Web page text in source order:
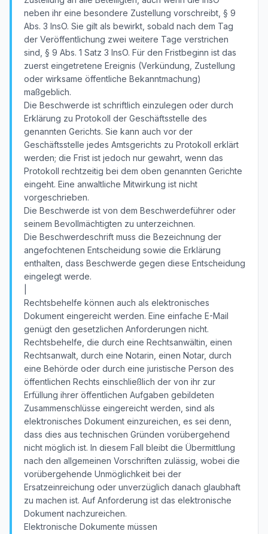
neben ihr eine besondere Zustellung vorschreibt, § 9
Abs. 3 InsO. Sie gilt als bewirkt, sobald nach dem Tag
der Veröffentlichung zwei weitere Tage verstrichen
sind, § 9 Abs. 1 Satz 3 InsO. Für den Fristbeginn ist das
zuerst eingetretene Ereignis (Verkündung, Zustellung
oder wirksame öffentliche Bekanntmachung)
maßgeblich.
Die Beschwerde ist schriftlich einzulegen oder durch
Erklärung zu Protokoll der Geschäftsstelle des
genannten Gerichts. Sie kann auch vor der
Geschäftsstelle jedes Amtsgerichts zu Protokoll erklärt
werden; die Frist ist jedoch nur gewahrt, wenn das
Protokoll rechtzeitig bei dem oben genannten Gerichte
eingeht. Eine anwaltliche Mitwirkung ist nicht
vorgeschrieben.
Die Beschwerde ist von dem Beschwerdeführer oder
seinem Bevollmächtigten zu unterzeichnen.
Die Beschwerdeschrift muss die Bezeichnung der
angefochtenen Entscheidung sowie die Erklärung
enthalten, dass Beschwerde gegen diese Entscheidung
eingelegt werde.
Rechtsbehelfe können auch als elektronisches
Dokument eingereicht werden. Eine einfache E-Mail
genügt den gesetzlichen Anforderungen nicht.
Rechtsbehelfe, die durch eine Rechtsanwältin, einen
Rechtsanwalt, durch eine Notarin, einen Notar, durch
eine Behörde oder durch eine juristische Person des
öffentlichen Rechts einschließlich der von ihr zur
Erfüllung ihrer öffentlichen Aufgaben gebildeten
Zusammenschlüsse eingereicht werden, sind als
elektronisches Dokument einzureichen, es sei denn,
dass dies aus technischen Gründen vorübergehend
nicht möglich ist. In diesem Fall bleibt die Übermittlung
nach den allgemeinen Vorschriften zulässig, wobei die
vorübergehende Unmöglichkeit bei der
Ersatzeinreichung oder unverzüglich danach glaubhaft
zu machen ist. Auf Anforderung ist das elektronische
Dokument nachzureichen.
Elektronische Dokumente müssen